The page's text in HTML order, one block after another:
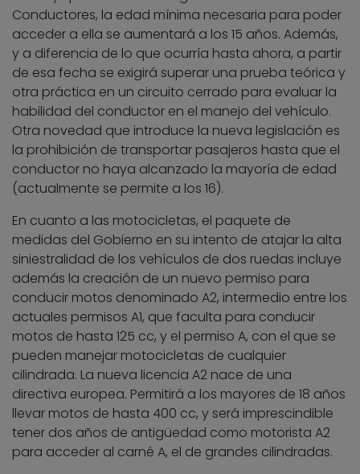
Conductores, la edad mínima necesaria para poder
acceder a ella se aumentará a los 15 años. Además,
y a diferencia de lo que ocurría hasta ahora, a partir
de esa fecha se exigirá superar una prueba teórica y
otra práctica en un circuito cerrado para evaluar la
habilidad del conductor en el manejo del vehículo.
Otra novedad que introduce la nueva legislación es
la prohibición de transportar pasajeros hasta que el
conductor no haya alcanzado la mayoría de edad
(actualmente se permite a los 16).
En cuanto a las motocicletas, el paquete de
medidas del Gobierno en su intento de atajar la alta
siniestralidad de los vehículos de dos ruedas incluye
además la creación de un nuevo permiso para
conducir motos denominado A2, intermedio entre los
actuales permisos A1, que faculta para conducir
motos de hasta 125 cc, y el permiso A, con el que se
pueden manejar motocicletas de cualquier
cilindrada. La nueva licencia A2 nace de una
directiva europea. Permitirá a los mayores de 18 años
llevar motos de hasta 400 cc, y será imprescindible
tener dos años de antigüedad como motorista A2
para acceder al carné A, el de grandes cilindradas.